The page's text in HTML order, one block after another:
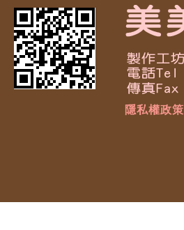
隱私權政策